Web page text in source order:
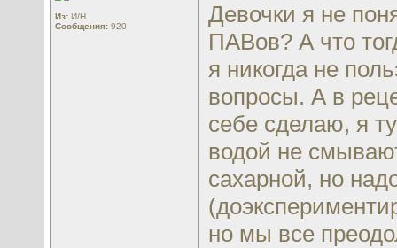
Из: И/Н
Сообщения: 920
Девочки я не
ПАВов? А что
я никогда не
вопросы. А в
себе сделаю, я
водой не
сахарной, но
но мы все